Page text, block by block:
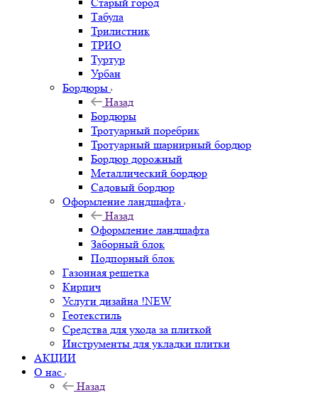
Табула
Трилистник
ТРИО
Туртур
Урбан
Бордюры
Назад
Бордюры
Тротуарный поребрик
Тротуарный шарнирный бордюр
Бордюр дорожный
Металлический бордюр
Садовый бордюр
Оформление ландшафта
Назад
Оформление ландшафта
Заборный блок
Подпорный блок
Газонная решетка
Кирпич
Услуги дизайна !NEW
Геотекстиль
Средства для ухода за плиткой
Инструменты для укладки плитки
АКЦИИ
О нас
Назад